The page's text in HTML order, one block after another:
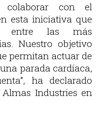
colaborar con el
esta iniciativa que
entre las más
Nuestro objetivo
permitan actuar de
parada cardíaca,
ha declarado
Industries en